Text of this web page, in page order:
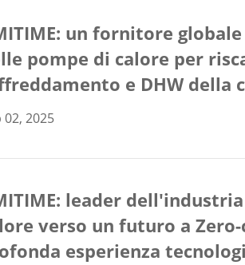
un fornitore
pompe di calore per
e DHW della
02, 2025
leader
verso un futuro a
esperienza